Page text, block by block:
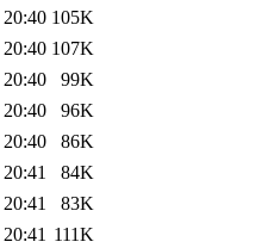
105K
107K
99K
96K
86K
84K
83K
111K